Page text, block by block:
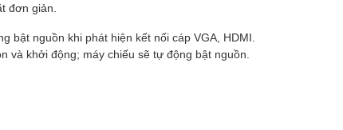
đơn giản.
bật nguồn khi phát hiện kết nối cáp VGA, HDMI.
và khởi động; máy chiếu sẽ tự động bật nguồn.